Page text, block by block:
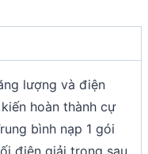
lượng và điện
hoàn thành cự
bình nạp 1 gói